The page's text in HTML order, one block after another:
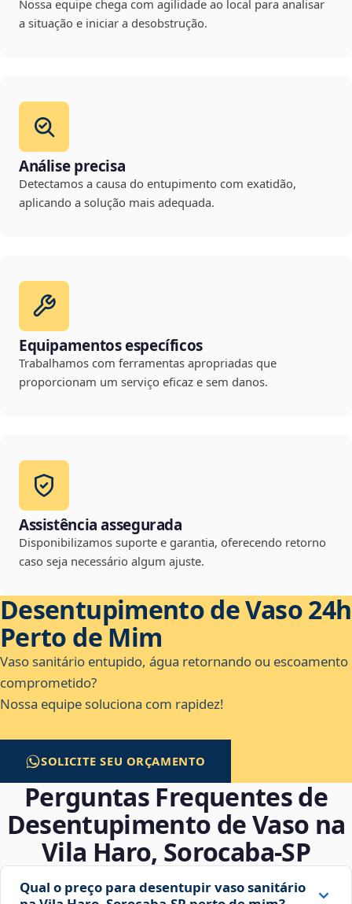
Nossa equipe chega com agilidade ao local para analisar
a situação e iniciar a desobstrução.
Análise precisa
Detectamos a causa do entupimento com exatidão,
aplicando a solução mais adequada.
Equipamentos específicos
Trabalhamos com ferramentas apropriadas que
proporcionam um serviço eficaz e sem danos.
Assistência assegurada
Disponibilizamos suporte e garantia, oferecendo retorno
caso seja necessário algum ajuste.
Desentupimento de Vaso 24h
Perto de Mim
Vaso sanitário entupido, água retornando ou escoamento
comprometido?
Nossa equipe soluciona com rapidez!
SOLICITE SEU ORÇAMENTO
Perguntas Frequentes de
Desentupimento de Vaso na
Vila Haro, Sorocaba‑SP
Qual o preço para desentupir vaso sanitário